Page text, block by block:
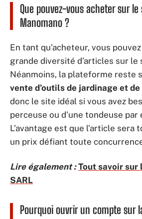
Que pouvez-vous acheter sur
Manomano ?
En tant qu’acheteur, vous
grande diversité d’articles sur le
Néanmoins, la plateforme reste
vente d’outils de jardinage et
donc le site idéal si vous avez
perceuse ou d’une tondeuse par
L’avantage est que l’article sera
un prix défiant toute
Lire également : Tout savoir sur
SARL
Pourquoi ouvrir un compte sur